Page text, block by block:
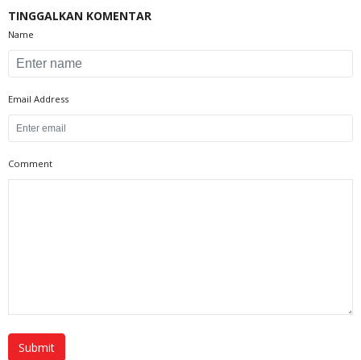
TINGGALKAN KOMENTAR
Name
Email Address
Comment